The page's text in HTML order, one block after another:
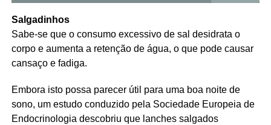
Salgadinhos
Sabe-se que o consumo excessivo de sal desidrata o
corpo e aumenta a retenção de água, o que pode causar
cansaço e fadiga.
Embora isto possa parecer útil para uma boa noite de
sono, um estudo conduzido pela Sociedade Europeia de
Endocrinologia descobriu que lanches salgados